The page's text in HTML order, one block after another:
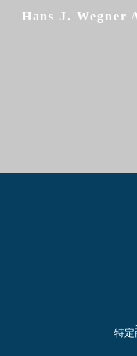
Hans J. Wegner
特定